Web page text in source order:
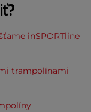
inSPORTline
trampolínami